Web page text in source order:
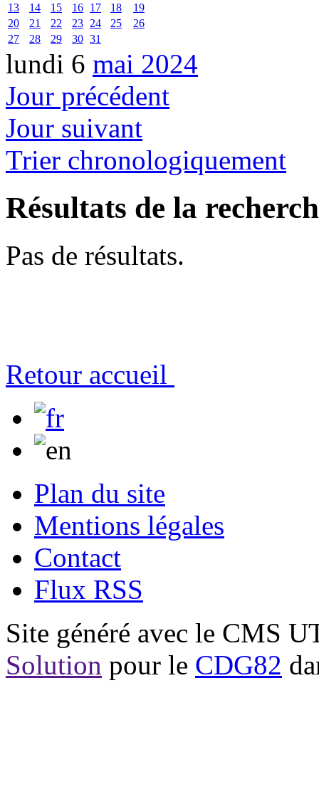
13
14 15 16 17 18
19
20
21 22 23 24 25
26
27
28 29 30 31
lundi 6 mai 2024
Jour précédent
Jour suivant
Trier chronologiquement
Résultats de la
Pas de résultats.
Retour accueil
Plan du site
Mentions légales
Contact
Flux RSS
Site généré avec le CMS
Solution pour le CDG82